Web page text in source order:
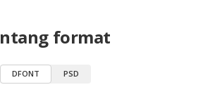
format
DFONT PSD